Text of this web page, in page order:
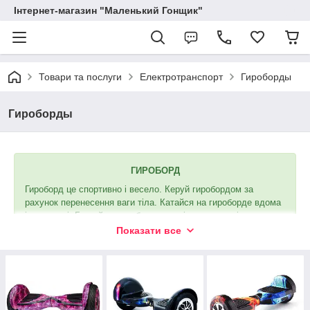
Інтернет-магазин "Маленький Гонщик"
Товари та послуги Електротранспорт Гироборды
Гироборды
ГИРОБОРД
Гироборд це спортивно і весело. Керуй гиробордом за
рахунок перенесення ваги тіла. Катайся на гироборде вдома
і на вулиці. Бери його з собою в сумці-перенесенні для
взлет популярности можно сравнить со взрывом. Он стал
одним из самых желанных подарков, о которых мечтают
подростки, да и взрослые по достоинству оценили его
Показати все